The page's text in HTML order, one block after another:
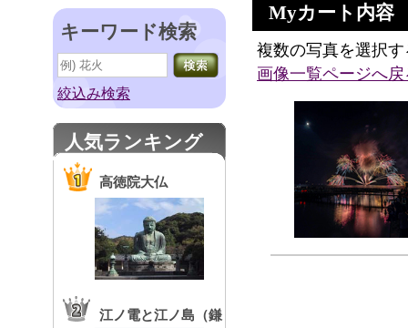
キーワード検索
絞込み検索
人気ランキング
高徳院大仏
江ノ電と江ノ島（鎌
Myカート内容
複数の写真を選択
画像一覧ページへ戻